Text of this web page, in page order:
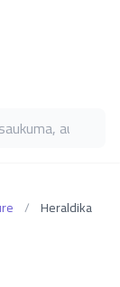
autora,
/ Heraldika